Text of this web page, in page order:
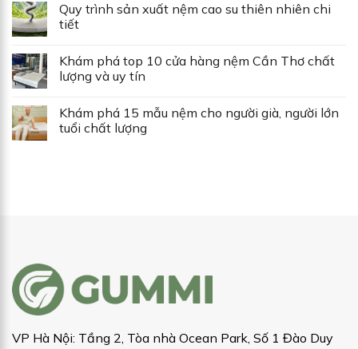
Quy trình sản xuất nệm cao su thiên nhiên chi
tiết
Khám phá top 10 cửa hàng nệm Cần Thơ chất
lượng và uy tín
Khám phá 15 mẫu nệm cho người già, người lớn
tuổi chất lượng
VP Hà Nội: Tầng 2, Tòa nhà Ocean Park, Số 1 Đào Duy